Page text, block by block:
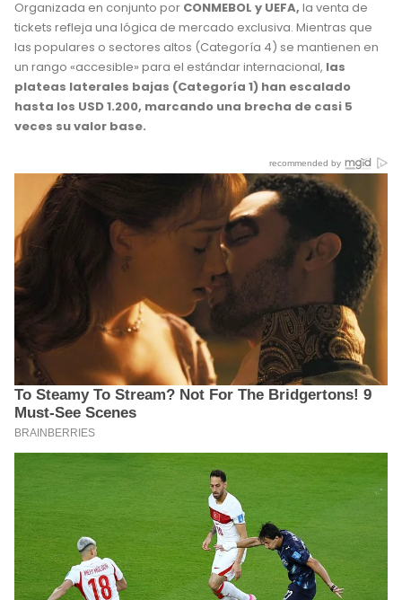
Organizada en conjunto por CONMEBOL y UEFA, la venta de
tickets refleja una lógica de mercado exclusiva. Mientras que
las populares o sectores altos (Categoría 4) se mantienen en
un rango «accesible» para el estándar internacional, las
plateas laterales bajas (Categoría 1) han escalado
hasta los USD 1.200, marcando una brecha de casi 5
veces su valor base.